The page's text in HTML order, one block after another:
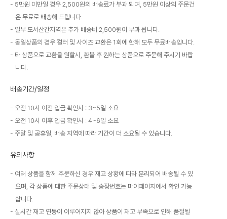
5만원 미만일 경우 2,500원의 배송료가 부과 되며, 5만원 이상의 주문건
은 무료로 배송해 드립니다.
일부 도서산간지역은 추가 배송비 2,500원이 부과 됩니다.
동일상품의 경우 컬러 및 사이즈 교환은 1회에 한해 모두 무료배송입니다.
타 상품으로 교환을 원할시, 환불 후 원하는 상품으로 주문해 주시기 바랍
니다.
배송기간/일정
오전 10시 이전 입금 확인시 : 3~5일 소요
오전 10시 이후 입금 확인시 : 4~6일 소요
주말 및 공휴일, 배송 지역에 따라 기간이 더 소요될 수 있습니다.
유의사항
여러 상품을 함께 주문하신 경우 재고 상황에 따라 분리되어 배송될 수 있
으며, 각 상품에 대한 주문상태 및 송장번호는 마이페이지에서 확인 가능
합니다.
실시간 재고 연동이 이루어지지 않아 상품이 재고 부족으로 인해 품절될